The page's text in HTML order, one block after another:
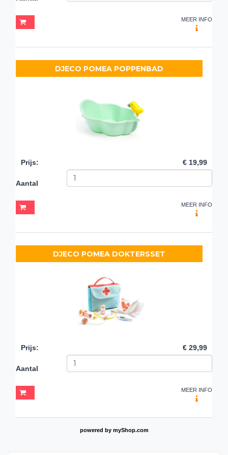
MEER INFO
DJECO POMEA POPPENBAD
Prijs: € 19,99
Aantal
MEER INFO
DJECO POMEA DOKTERSSET
Prijs: € 29,99
Aantal
MEER INFO
powered by myShop.com